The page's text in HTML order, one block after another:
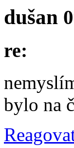
dušan
re:
bylo na